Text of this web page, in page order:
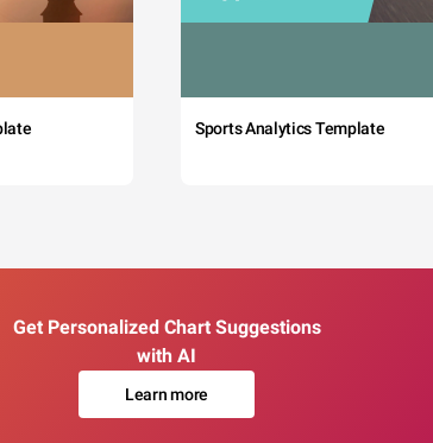
Sports Analytics Template
Get Personalized Chart Suggestions
with AI
Learn more